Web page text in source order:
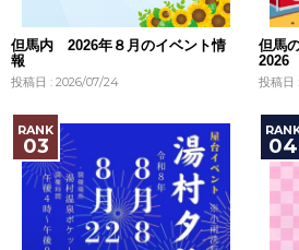
但馬内 2026年８月のイベント情
報
投稿日 : 2026/07/24
但馬
2026
投稿日